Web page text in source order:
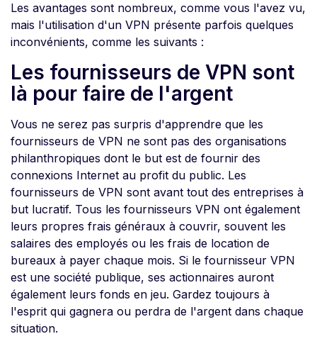
Les avantages sont nombreux, comme vous l'avez vu,
mais l'utilisation d'un VPN présente parfois quelques
inconvénients, comme les suivants :
Les fournisseurs de VPN sont
là pour faire de l'argent
Vous ne serez pas surpris d'apprendre que les
fournisseurs de VPN ne sont pas des organisations
philanthropiques dont le but est de fournir des
connexions Internet au profit du public. Les
fournisseurs de VPN sont avant tout des entreprises à
but lucratif. Tous les fournisseurs VPN ont également
leurs propres frais généraux à couvrir, souvent les
salaires des employés ou les frais de location de
bureaux à payer chaque mois. Si le fournisseur VPN
est une société publique, ses actionnaires auront
également leurs fonds en jeu. Gardez toujours à
l'esprit qui gagnera ou perdra de l'argent dans chaque
situation.